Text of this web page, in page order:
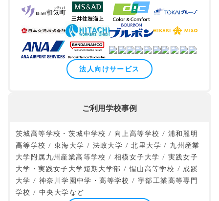
法人向けサービス
ご利用学校事例
茨城高等学校・茨城中学校 / 向上高等学校 / 浦和麗明
高等学校 / 東海大学 / 法政大学 / 北里大学 / 九州産業
大学附属九州産業高等学校 / 相模女子大学 / 実践女子